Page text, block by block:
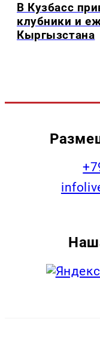
В Кузбасс
клубники и
Кыргызстана